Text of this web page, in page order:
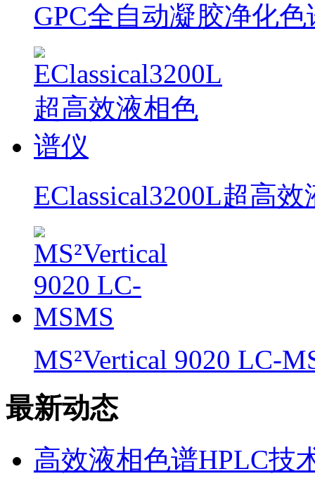
GPC全自动凝胶净化
EClassical3200L超高
MS²Vertical 9020 LC-
最新动态
高效液相色谱HPLC技